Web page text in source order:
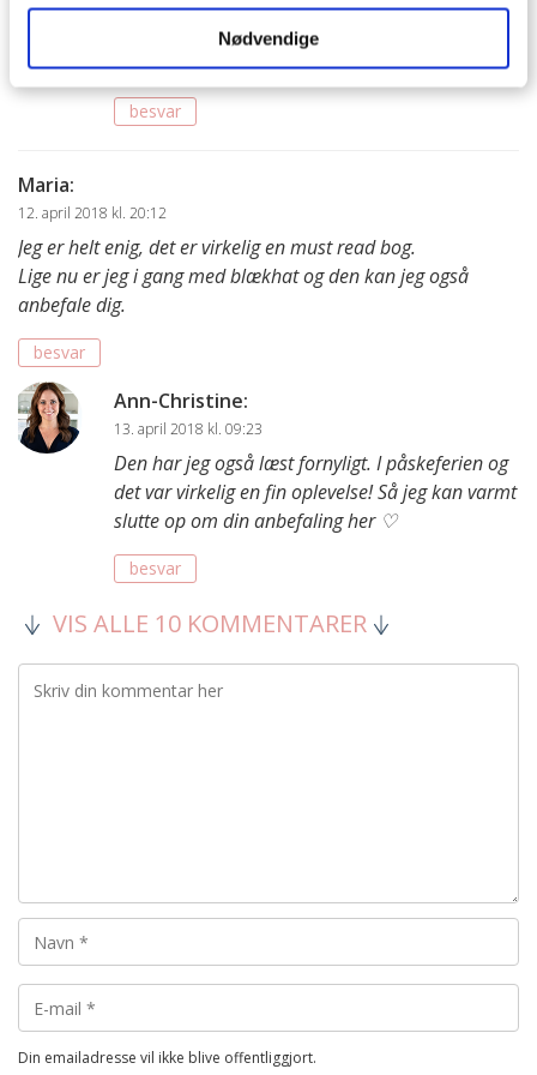
Nødvendige
lang tid til at vi kan læse næste bog i serien.
God fornøjelse meddet store i det små
Kh AC
besvar
Maria:
12. april 2018 kl. 20:12
Jeg er helt enig, det er virkelig en must read bog.
Lige nu er jeg i gang med blækhat og den kan jeg også
anbefale dig.
besvar
Ann-Christine:
13. april 2018 kl. 09:23
Den har jeg også læst fornyligt. I påskeferien og
det var virkelig en fin oplevelse! Så jeg kan varmt
slutte op om din anbefaling her ♡
besvar
VIS ALLE 10 KOMMENTARER
Din emailadresse vil ikke blive offentliggjort.